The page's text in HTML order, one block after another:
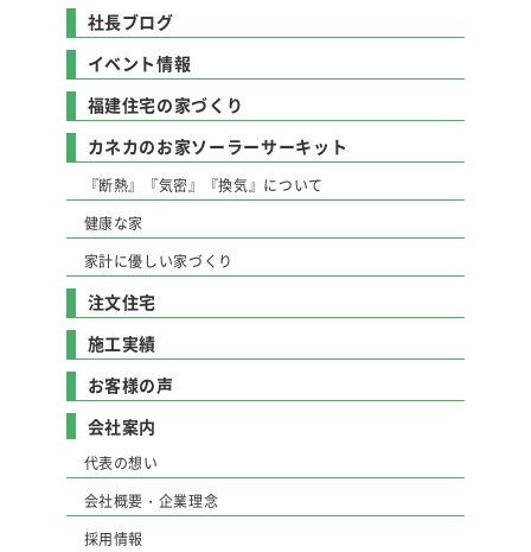
社長ブログ
イベント情報
福建住宅の家づくり
カネカのお家ソーラーサーキット
『断熱』『気密』『換気』について
健康な家
家計に優しい家づくり
注文住宅
施工実績
お客様の声
会社案内
代表の想い
会社概要・企業理念
採用情報